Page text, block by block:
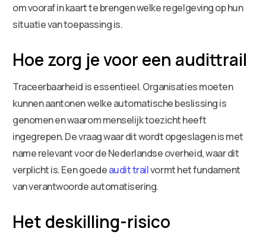
om vooraf in kaart te brengen welke regelgeving op hun
situatie van toepassing is.
Hoe zorg je voor een audittrail
Traceerbaarheid is essentieel. Organisaties moeten
kunnen aantonen welke automatische beslissing is
genomen en waarom menselijk toezicht heeft
ingegrepen. De vraag waar dit wordt opgeslagen is met
name relevant voor de Nederlandse overheid, waar dit
verplicht is. Een goedeaudit trailvormt het fundament
van verantwoorde automatisering.
Het deskilling-risico